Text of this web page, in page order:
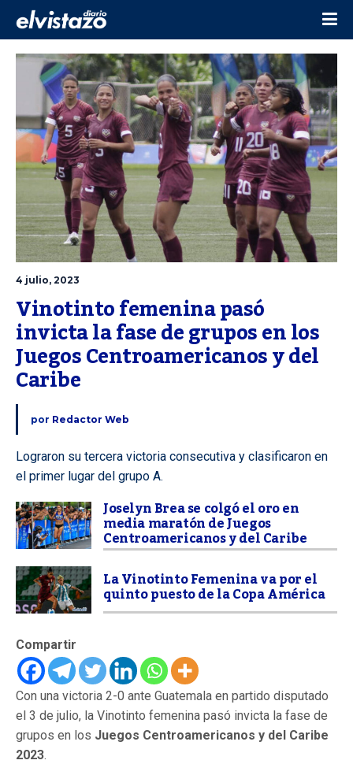
4 julio, 2023
Vinotinto femenina pasó
invicta la fase de grupos en los
Juegos Centroamericanos y del
Caribe
por Redactor Web
Lograron su tercera victoria consecutiva y clasificaron en
el primer lugar del grupo A.
Joselyn Brea se colgó el oro en
media maratón de Juegos
Centroamericanos y del Caribe
La Vinotinto Femenina va por el
quinto puesto de la Copa América
Compartir
Con una victoria 2-0 ante Guatemala en partido disputado
el 3 de julio, la Vinotinto femenina pasó invicta la fase de
grupos en los Juegos Centroamericanos y del Caribe
2023.